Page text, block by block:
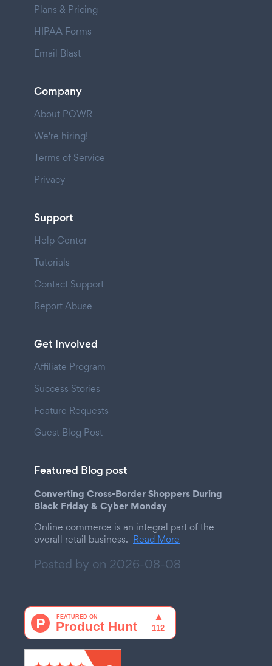
Plans & Pricing
HIPAA Forms
Email Blast
Company
About POWR
We're hiring!
Terms of Service
Privacy
Support
Help Center
Tutorials
Contact Support
Report Abuse
Get Involved
Affiliate Program
Success Stories
Feature Requests
Guest Blog Post
Featured Blog post
Converting Cross-Border Shoppers During
Black Friday & Cyber Monday
Online commerce is an integral part of the
overall retail business. Read More
Posted by on 2026-08-08